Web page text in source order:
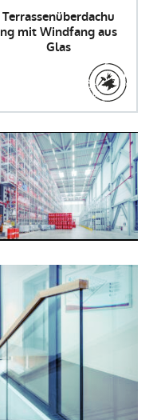
Terrassenüberdachu
ng mit Windfang aus
Glas